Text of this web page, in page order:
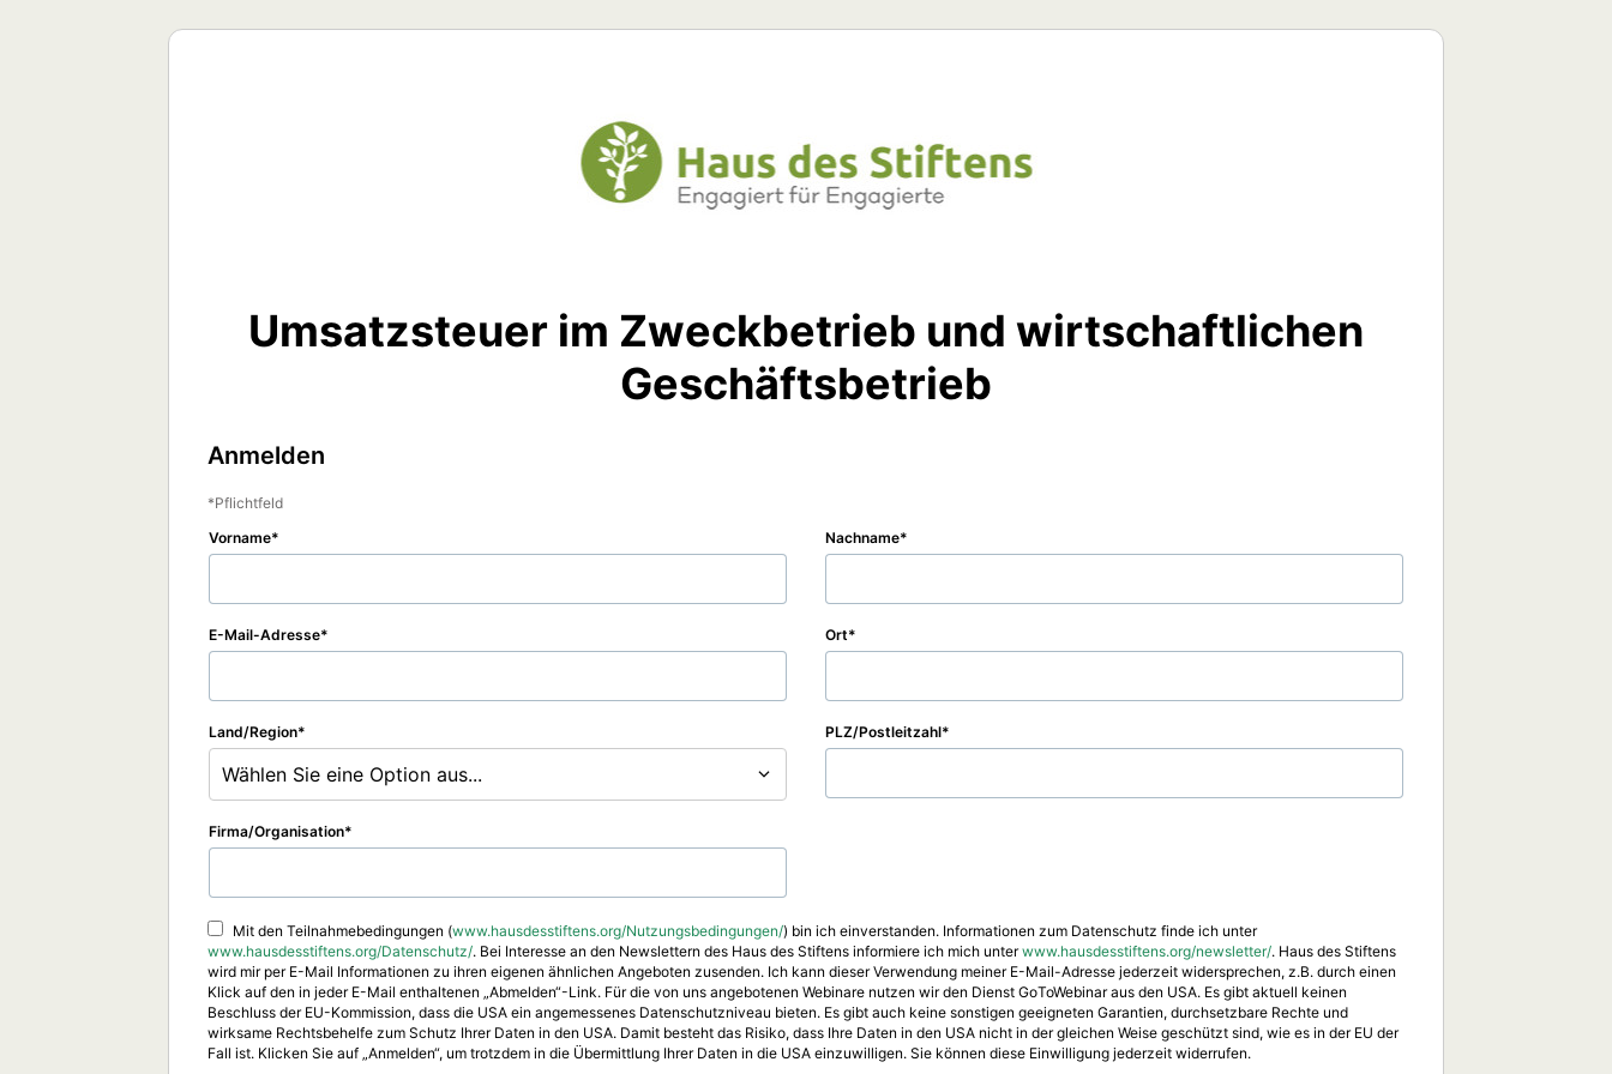
Umsatzsteuer im Zweckbetrieb und wirtschaftlichen
Geschäftsbetrieb
Anmelden
Pflichtfeld
Vorname
Nachname
E-Mail-Adresse Ort
Land/Region
Wählen Sie eine Option aus...
PLZ/Postleitzahl
Firma/Organisation
Mit den Teilnahmebedingungen (www.hausdesstiftens.org/Nutzungsbedingungen/) bin ich einverstanden. Informationen zum Datenschutz finde ich unter
www.hausdesstiftens.org/Datenschutz/. Bei Interesse an den Newslettern des Haus des Stiftens informiere ich mich unterwww.hausdesstiftens.org/newsletter/. Haus des Stiftens
wird mir per E-Mail Informationen zu ihren eigenen ähnlichen Angeboten zusenden. Ich kann dieser Verwendung meiner E-Mail-Adresse jederzeit widersprechen, z.B. durch einen
Klick auf den in jeder E-Mail enthaltenen „Abmelden“-Link. Für die von uns angebotenen Webinare nutzen wir den Dienst GoToWebinar aus den USA. Es gibt aktuell keinen
Beschluss der EU-Kommission, dass die USA ein angemessenes Datenschutzniveau bieten. Es gibt auch keine sonstigen geeigneten Garantien, durchsetzbare Rechte und
wirksame Rechtsbehelfe zum Schutz Ihrer Daten in den USA. Damit besteht das Risiko, dass Ihre Daten in den USA nicht in der gleichen Weise geschützt sind, wie es in der EU der
Fall ist. Klicken Sie auf „Anmelden“, um trotzdem in die Übermittlung Ihrer Daten in die USA einzuwilligen. Sie können diese Einwilligung jederzeit widerrufen.